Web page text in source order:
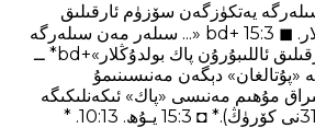
يەتكۈزگەن سۆزۈم ئارقىلىق
ئاللىبۇرۇن پاك بولدۇڭلار. ◼ 15:3 +bd «... سىلەر مەن سىلەرگە
يەتكۈزگەن سۆزۈم ئارقىلىق ئاللىبۇرۇن پاك بولدۇڭلار»+bd* ــ
«پۇتالغان» دېگەن مەنىسىنىمۇ
مۇھىم مەنىسى «پاك» ئىكەنلىكىگە